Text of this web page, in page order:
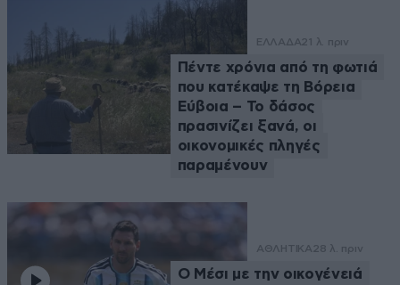
ΕΛΛΑΔΑ21 λ. πριν
Πέντε χρόνια από τη φωτιά
που κατέκαψε τη Βόρεια
Εύβοια – Το δάσος
πρασινίζει ξανά, οι
οικονομικές πληγές
παραμένουν
ΑΘΛΗΤΙΚΑ28 λ. πριν
Ο Μέσι με την οικογένειά